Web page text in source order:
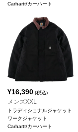
Carhartt/カーハート
¥16,390 (税込)
メンズXXL
トラディショナルジャケット
ワークジャケット
Carhartt/カーハート